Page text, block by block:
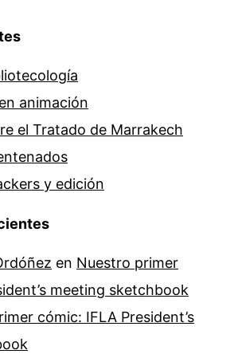
animación
el Tratado de Marrakech
y edición
en Nuestro primer
meeting sketchbook
cómic: IFLA President’s